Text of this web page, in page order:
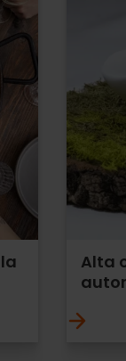
Alta
autor